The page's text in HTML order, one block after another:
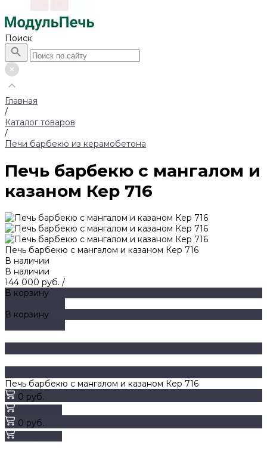
Поиск
Главная
/
Каталог товаров
/
Печи барбекю из керамобетона
Печь барбекю с мангалом и
казаном Кер 716
Печь барбекю с мангалом и казаном Кер 716
В наличии
В наличии
144 000 руб. /
В корзину
В корзину
Печь барбекю с мангалом и казаном Кер 716
0 руб.
0 руб.